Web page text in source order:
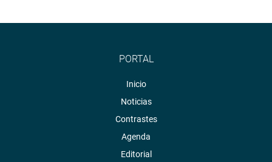
PORTAL
Inicio
Noticias
Contrastes
Agenda
Editorial